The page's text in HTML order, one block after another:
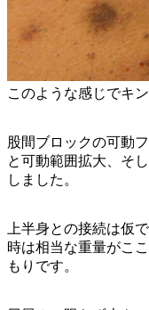
このような感じでキ
股間ブロックの可動
と可動範囲拡大、そ
しました。
上半身との接続は仮
時は相当な重量がこ
もりです。